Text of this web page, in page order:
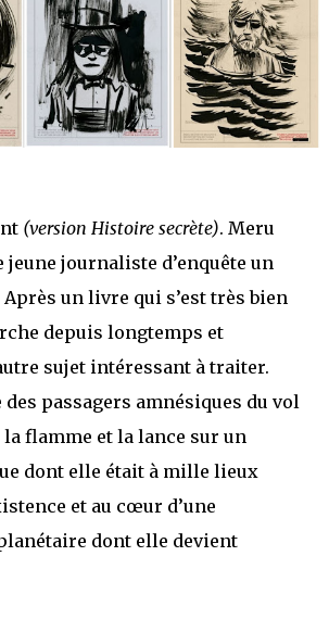
et appréciait Olivier. Marlowe découvre une ville qu’il
par la méfiance, la peur et le rigorisme de la Ligue,
et de vieilles rancœurs. La Dame d...
(version Histoire secrète). Meru
jeune journaliste d’enquête un
Après un livre qui s’est très bien
depuis longtemps et
sujet intéressant à traiter.
des passagers amnésiques du vol
la flamme et la lance sur un
dont elle était à mille lieux
et au cœur d’une
dont elle devient